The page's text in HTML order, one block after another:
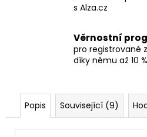
s Alza.cz
Věrnostní
pro registrované
díky němu až 10 %
Popis Související (9)